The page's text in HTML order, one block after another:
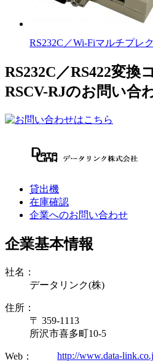
RS232C／Wi-Fiマルチプレ
RS232C／RS422変換
RSCV-RJのお問い合
貸出機
在庫確認
企業へのお問い合わせ
企業基本情報
社名：
データリンク(株)
住所：
〒 359-1113
所沢市喜多町10-5
Web： http://www.data-